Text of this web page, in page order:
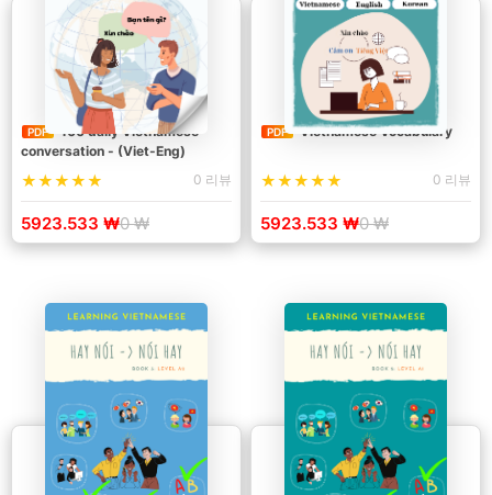
PDF
100 daily Vietnamese
conversation - (Viet-Eng)
0 리뷰
5923.533 ₩0 ₩
PDF Vietnamese Vocabulary
0 리뷰
5923.533 ₩0 ₩